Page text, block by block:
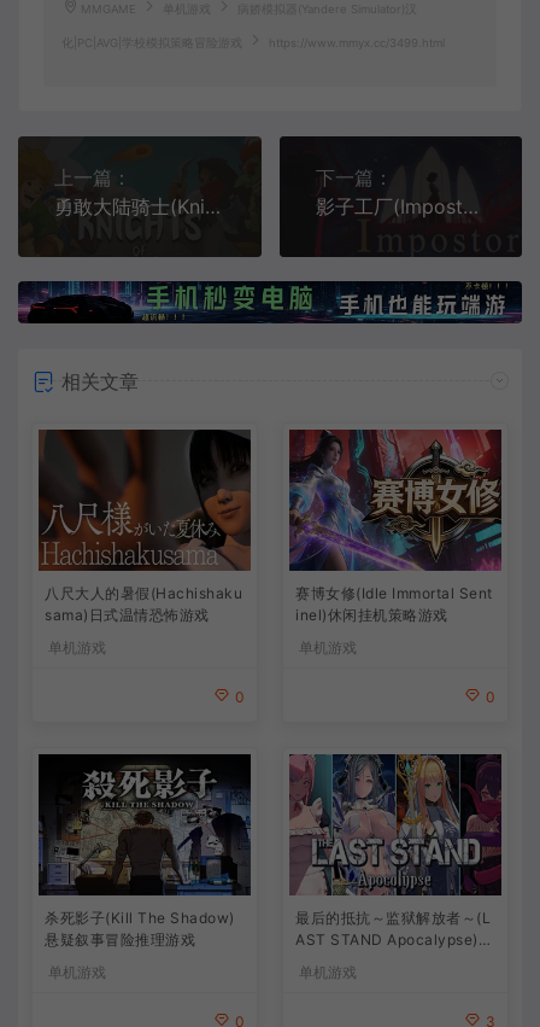
MMGAME 病娇模拟器(Yandere Simulator)汉
化|PC|AVG|学校模拟策略冒险游戏 https://www.mmyx.cc/3499.html
上一篇：
勇敢大陆骑士(Knights of Braveland)横版闯关动作游戏
下一篇：
影子工厂(Impostor Factory)简中|PC|AVG|复古冒险角色扮演游戏
相关文章
八尺大人的暑假(Hachishaku
sama)日式温情恐怖游戏
单机游戏
0
赛博女修(Idle Immortal Sent
inel)休闲挂机策略游戏
单机游戏
0
杀死影子(Kill The Shadow)
悬疑叙事冒险推理游戏
单机游戏
0
最后的抵抗～监狱解放者～(L
AST STAND Apocalypse)卡
通动作幸存者游戏
单机游戏
3